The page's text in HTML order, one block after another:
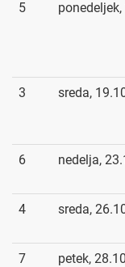
5
3 sreda,
6 nedelja,
4 sreda,
7 petek,